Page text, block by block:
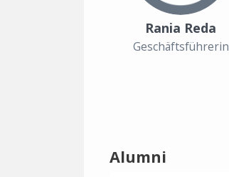
Rania Reda
Geschäftsführerin
Alumni